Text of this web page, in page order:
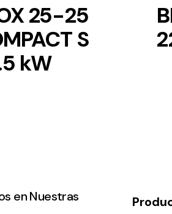
25-25
S
kW
en Nuestras